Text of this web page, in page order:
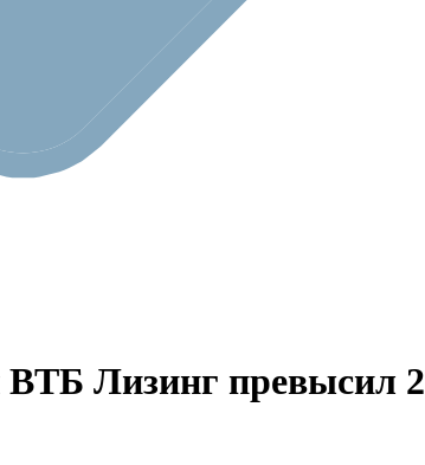
Лизинг превысил